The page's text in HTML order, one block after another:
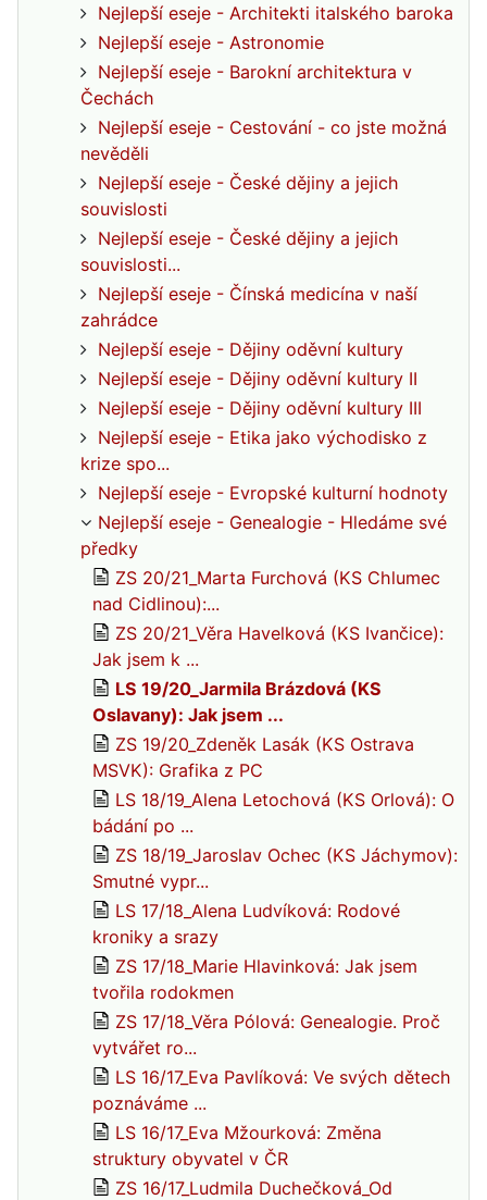
Nejlepší eseje - Architekti italského baroka
Nejlepší eseje - Astronomie
Nejlepší eseje - Barokní architektura v
Čechách
Nejlepší eseje - Cestování - co jste možná
nevěděli
Nejlepší eseje - České dějiny a jejich
souvislosti
Nejlepší eseje - České dějiny a jejich
souvislosti...
Nejlepší eseje - Čínská medicína v naší
zahrádce
Nejlepší eseje - Dějiny oděvní kultury
Nejlepší eseje - Dějiny oděvní kultury II
Nejlepší eseje - Dějiny oděvní kultury III
Nejlepší eseje - Etika jako východisko z
krize spo...
Nejlepší eseje - Evropské kulturní hodnoty
Nejlepší eseje - Genealogie - Hledáme své
předky
ZS 20/21_Marta Furchová (KS Chlumec
nad Cidlinou):...
ZS 20/21_Věra Havelková (KS Ivančice):
Jak jsem k ...
LS 19/20_Jarmila Brázdová (KS
Oslavany): Jak jsem ...
ZS 19/20_Zdeněk Lasák (KS Ostrava
MSVK): Grafika z PC
LS 18/19_Alena Letochová (KS Orlová): O
bádání po ...
ZS 18/19_Jaroslav Ochec (KS Jáchymov):
Smutné vypr...
LS 17/18_Alena Ludvíková: Rodové
kroniky a srazy
ZS 17/18_Marie Hlavinková: Jak jsem
tvořila rodokmen
ZS 17/18_Věra Pólová: Genealogie. Proč
vytvářet ro...
LS 16/17_Eva Pavlíková: Ve svých dětech
poznáváme ...
LS 16/17_Eva Mžourková: Změna
struktury obyvatel v ČR
ZS 16/17_Ludmila Duchečková_Od